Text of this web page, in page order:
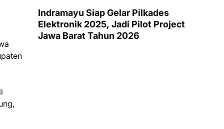
Indramayu Siap Gelar Pilkades
Elektronik 2025, Jadi Pilot Project
Jawa Barat Tahun 2026